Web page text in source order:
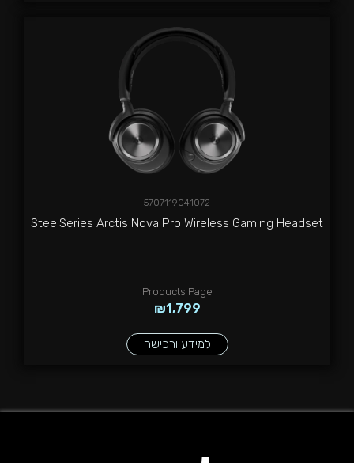
5707119041072
SteelSeries Arctis Nova Pro Wireless Gaming Headset
₪1,799
Products Page
למידע ורכישה